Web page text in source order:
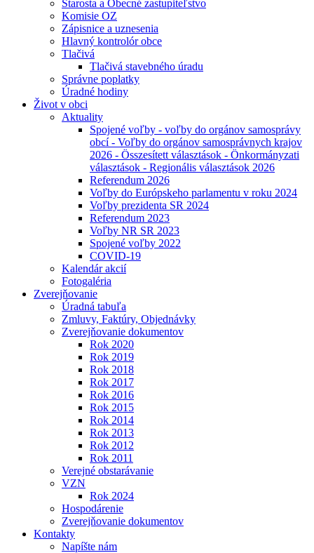
Starosta a Obecné zastupiteľstvo
Komisie OZ
Zápisnice a uznesenia
Hlavný kontrolór obce
Tlačivá
Tlačivá stavebného úradu
Správne poplatky
Úradné hodiny
Život v obci
Aktuality
Spojené voľby - voľby do orgánov samosprávy
obcí - Voľby do orgánov samosprávnych krajov
2026 - Összesített választások - Önkormányzati
választások - Regionális választások 2026
Referendum 2026
Voľby do Európskeho parlamentu v roku 2024
Voľby prezidenta SR 2024
Referendum 2023
Voľby NR SR 2023
Spojené voľby 2022
COVID-19
Kalendár akcií
Fotogaléria
Zverejňovanie
Úradná tabuľa
Zmluvy, Faktúry, Objednávky
Zverejňovanie dokumentov
Rok 2020
Rok 2019
Rok 2018
Rok 2017
Rok 2016
Rok 2015
Rok 2014
Rok 2013
Rok 2012
Rok 2011
Verejné obstarávanie
VZN
Rok 2024
Hospodárenie
Zverejňovanie dokumentov
Kontakty
Napíšte nám